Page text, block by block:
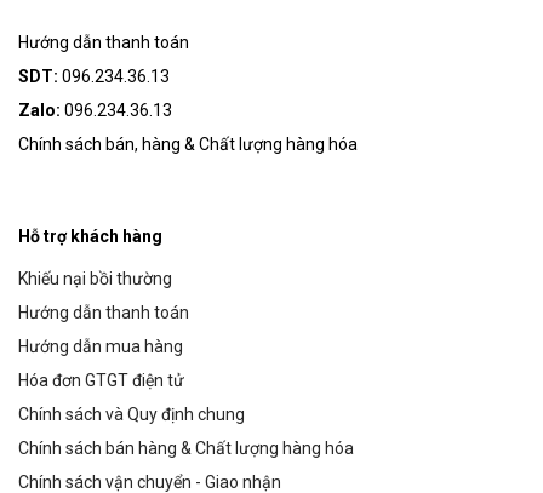
Hướng dẫn thanh toán
SDT: 096.234.36.13
Zalo: 096.234.36.13
Chính sách bán, hàng & Chất lượng hàng hóa
Hỗ trợ khách hàng
Khiếu nại bồi thường
Hướng dẫn thanh toán
Hướng dẫn mua hàng
Hóa đơn GTGT điện tử
Chính sách và Quy định chung
Chính sách bán hàng & Chất lượng hàng hóa
Chính sách vận chuyển - Giao nhận